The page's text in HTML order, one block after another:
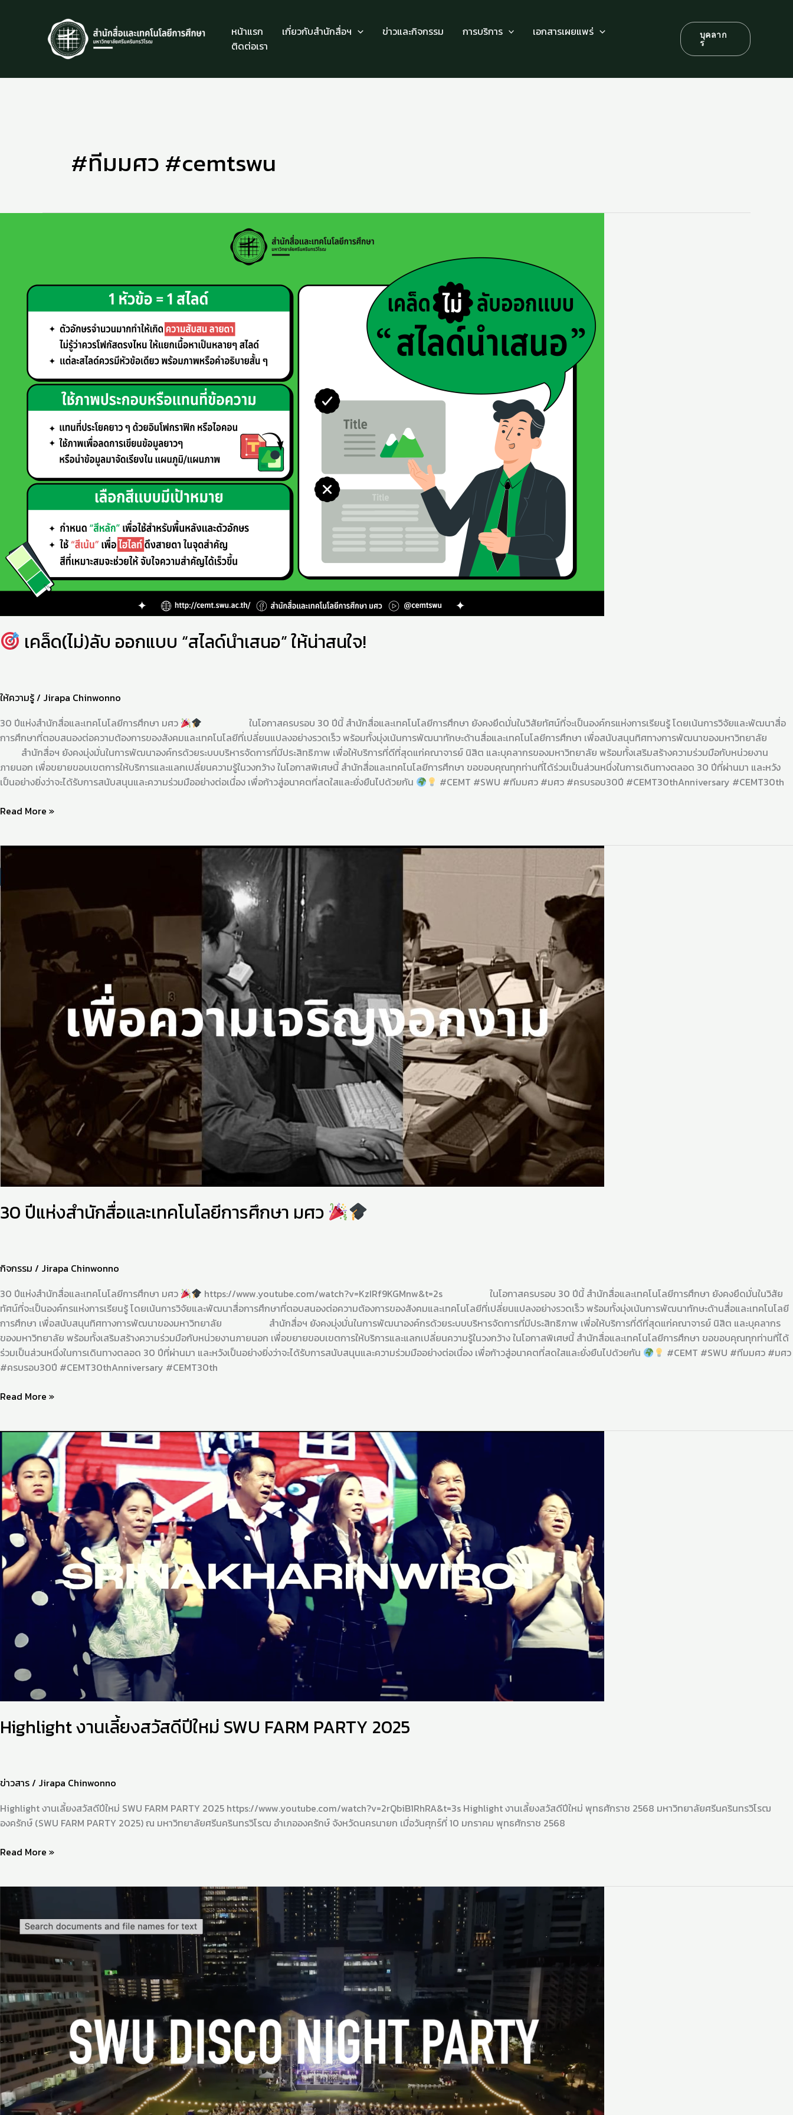
หน้าแรก เกี่ยวกับสำนักสื่อฯ ข่าวและกิจกรรม การบริการ
เอกสารเผยแพร่
ติดต่อเรา
บุคลาก
ร
#ทีมมศว #cemtswu
เคล็ด(ไม่)ลับ ออกแบบ “สไลด์นำเสนอ” ให้น่าสนใจ!
ให้ความรู้/ Jirapa Chinwonno
30 ปีแห่งสำนักสื่อและเทคโนโลยีการศึกษา มศว
ในโอกาสครบรอบ 30 ปีนี้ สำนักสื่อและเทคโนโลยีการศึกษา ยังคงยึดมั่นในวิสัยทัศน์ที่จะเป็นองค์กรแห่งการเรียนรู้ โดยเน้นการวิจัยและพัฒนาสื่อ
การศึกษาที่ตอบสนองต่อความต้องการของสังคมและเทคโนโลยีที่เปลี่ยนแปลงอย่างรวดเร็ว พร้อมทั้งมุ่งเน้นการพัฒนาทักษะด้านสื่อและเทคโนโลยีการศึกษา เพื่อสนับสนุนทิศทางการพัฒนาของมหาวิทยาลัย
สำนักสื่อฯ ยังคงมุ่งมั่นในการพัฒนาองค์กรด้วยระบบบริหารจัดการที่มีประสิทธิภาพ เพื่อให้บริการที่ดีที่สุดแก่คณาจารย์ นิสิต และบุคลากรของมหาวิทยาลัย พร้อมทั้งเสริมสร้างความร่วมมือกับหน่วยงาน
ภายนอก เพื่อขยายขอบเขตการให้บริการและแลกเปลี่ยนความรู้ในวงกว้าง ในโอกาสพิเศษนี้ สำนักสื่อและเทคโนโลยีการศึกษา ขอขอบคุณทุกท่านที่ได้ร่วมเป็นส่วนหนึ่งในการเดินทางตลอด 30 ปีที่ผ่านมา และหวัง
เป็นอย่างยิ่งว่าจะได้รับการสนับสนุนและความร่วมมืออย่างต่อเนื่อง เพื่อก้าวสู่อนาคตที่สดใสและยั่งยืนไปด้วยกัน
#CEMT #SWU #ทีมมศว #มศว #ครบรอบ30ปี #CEMT30thAnniversary #CEMT30th
Read More »
30 ปีแห่งสำนักสื่อและเทคโนโลยีการศึกษา มศว
กิจกรรม / Jirapa Chinwonno
30 ปีแห่งสำนักสื่อและเทคโนโลยีการศึกษา มศว
https://www.youtube.com/watch?v=KzIRf9KGMnw&t=2s ในโอกาสครบรอบ 30 ปีนี้ สำนักสื่อและเทคโนโลยีการศึกษา ยังคงยึดมั่นในวิสัย
ทัศน์ที่จะเป็นองค์กรแห่งการเรียนรู้ โดยเน้นการวิจัยและพัฒนาสื่อการศึกษาที่ตอบสนองต่อความต้องการของสังคมและเทคโนโลยีที่เปลี่ยนแปลงอย่างรวดเร็ว พร้อมทั้งมุ่งเน้นการพัฒนาทักษะด้านสื่อและเทคโนโลยี
การศึกษา เพื่อสนับสนุนทิศทางการพัฒนาของมหาวิทยาลัย สำนักสื่อฯ ยังคงมุ่งมั่นในการพัฒนาองค์กรด้วยระบบบริหารจัดการที่มีประสิทธิภาพ เพื่อให้บริการที่ดีที่สุดแก่คณาจารย์ นิสิต และบุคลากร
ของมหาวิทยาลัย พร้อมทั้งเสริมสร้างความร่วมมือกับหน่วยงานภายนอก เพื่อขยายขอบเขตการให้บริการและแลกเปลี่ยนความรู้ในวงกว้าง ในโอกาสพิเศษนี้ สำนักสื่อและเทคโนโลยีการศึกษา ขอขอบคุณทุกท่านที่ได้
ร่วมเป็นส่วนหนึ่งในการเดินทางตลอด 30 ปีที่ผ่านมา และหวังเป็นอย่างยิ่งว่าจะได้รับการสนับสนุนและความร่วมมืออย่างต่อเนื่อง เพื่อก้าวสู่อนาคตที่สดใสและยั่งยืนไปด้วยกัน
#CEMT #SWU #ทีมมศว #มศว
#ครบรอบ30ปี #CEMT30thAnniversary #CEMT30th
30
ปี
แห่ง
เทคโนโลยี
การ
ศึกษา
Read More »
Highlight งานเลี้ยงสวัสดีปีใหม่ SWU FARM PARTY 2025
ข่าวสาร/ Jirapa Chinwonno
Highlight งานเลี้ยงสวัสดีปีใหม่ SWU FARM PARTY 2025 https://www.youtube.com/watch?v=2rQbiB1RhRA&t=3s Highlight งานเลี้ยงสวัสดีปีใหม่ พุทธศักราช 2568 มหาวิทยาลัยศรีนครินทรวิโรฒ
องครักษ์ (SWU FARM PARTY 2025) ณ มหาวิทยาลัยศรีนครินทรวิโรฒ อำเภอองครักษ์ จังหวัดนครนายก เมื่อวันศุกร์ที่ 10 มกราคม พุทธศักราช 2568
เลี้ยง
สวัสดี
ปี
ใหม่
SWU
FARM
PARTY
2025
Read More »
วิดีโอ
งาน
SWU
DISCO
NIGHT
PARTY
2025